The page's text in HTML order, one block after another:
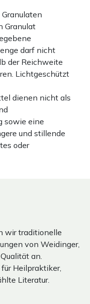
Granulat
darf nicht
der Reichweite
Lichtgeschützt
dienen nicht als
sowie eine
und stillende
oder
wir traditionelle
von Weidinger,
an.
Heilpraktiker,
Literatur.